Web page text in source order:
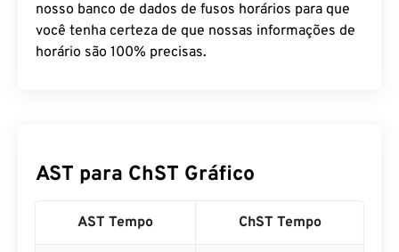
nosso banco de dados de fusos horários para que
você tenha certeza de que nossas informações de
horário são 100% precisas.
AST para ChST Gráfico
AST Tempo ChST Tempo